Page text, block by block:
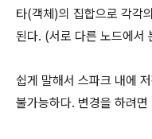
타(객체)의 집합으로 각각
된다. (서로 다른 노드에서
쉽게 말해서 스파크 내에
불가능하다. 변경을 하려